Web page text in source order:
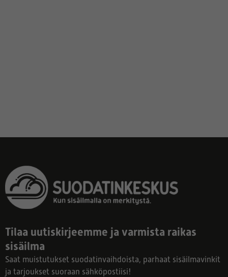
Tilaa uutiskirjeemme ja varmista raikas
sisäilma
Saat muistutukset suodatinvaihdoista, parhaat sisäilmavinkit
ja tarjoukset suoraan sähköpostiisi!